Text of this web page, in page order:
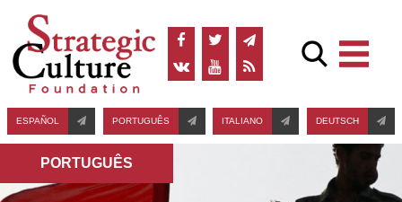
ESPAÑOL PORTUGUÊS ITALIANO DEUTSCH
PORTUGUÊS